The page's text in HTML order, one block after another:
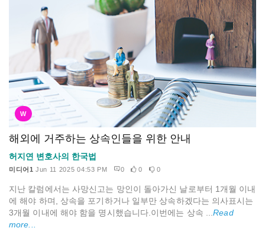
W
해외에 거주하는 상속인들을 위한 안내
허지연 변호사의 한국법
미디어1 Jun 11 2025 04:53 PM 0 0 0
지난 칼럼에서는 사망신고는 망인이 돌아가신 날로부터 1개월 이내
에 해야 하며, 상속을 포기하거나 일부만 상속하겠다는 의사표시는
3개월 이내에 해야 함을 명시했습니다.이번에는 상속 ...Read
more...